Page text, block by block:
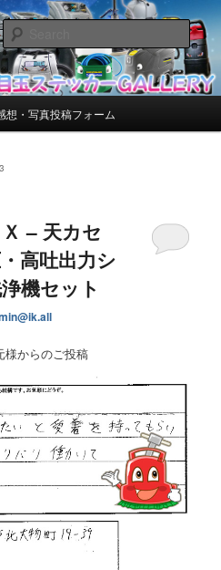
【ポリッシ
様からいただいた
真を紹介しています。
想・写真投稿フォーム
– 天カセ
高吐出力シ
機セット
様からのご投稿